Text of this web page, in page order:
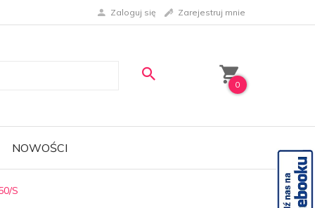
Zaloguj się Zarejestruj mnie
0
NOWOŚCI
S